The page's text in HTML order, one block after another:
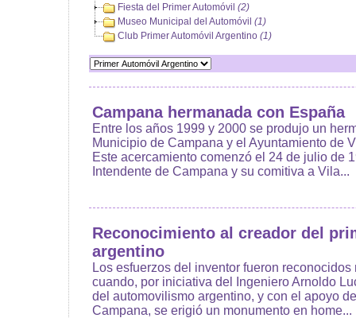
Fiesta del Primer Automóvil (2)
Museo Municipal del Automóvil (1)
Club Primer Automóvil Argentino (1)
Campana hermanada con España
Entre los años 1999 y 2000 se produjo un
Municipio de Campana y el Ayuntamiento de
Este acercamiento comenzó el 24 de julio de
Intendente de Campana y su comitiva a Vila...
Reconocimiento al creador del
argentino
Los esfuerzos del inventor fueron
cuando, por iniciativa del Ingeniero Arnoldo
del automovilismo argentino, y con el apoyo
Campana, se erigió un monumento en home...